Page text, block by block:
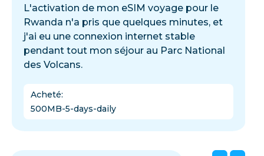
L'activation de mon eSIM voyage pour le
Rwanda n'a pris que quelques minutes, et
j'ai eu une connexion internet stable
pendant tout mon séjour au Parc National
des Volcans.
Acheté:
500MB-5-days-daily